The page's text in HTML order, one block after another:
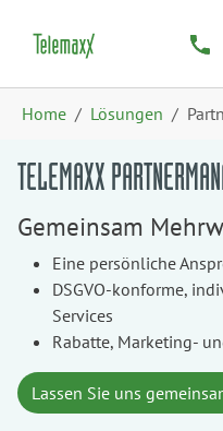
Home Lösungen
TELEMAXX
Gemeinsam
Eine persönliche
DSGVO-konforme,
Services
Rabatte, Marketing-
Lassen Sie uns